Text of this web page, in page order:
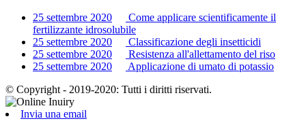
25 settembre 2020
Come applicare scientificamente il
fertilizzante idrosolubile
25 settembre 2020
Classificazione degli insetticidi
25 settembre 2020
Resistenza all'allettamento del riso
25 settembre 2020
Applicazione di umato di potassio
© Copyright - 2019-2020: Tutti i diritti riservati.
Invia una email